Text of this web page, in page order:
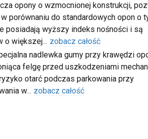
opony o wzmocnionej konstrukcji,
porównaniu do standardowych opon o
posiadają wyższy indeks nośności i są
o większej... zobacz całość
nadlewka gumy przy krawędzi
felgę przed uszkodzeniami
otarć podczas parkowania przy
w... zobacz całość